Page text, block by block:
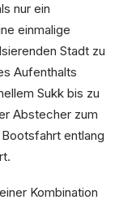
nur ein
einmalige
Stadt zu
Aufenthalts
Sukk bis zu
Abstecher zum
entlang
Kombination